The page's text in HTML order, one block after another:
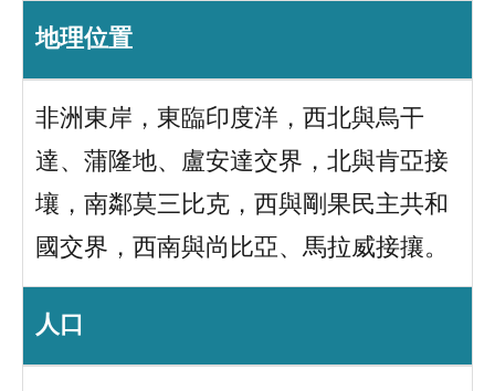
地理位置
非洲東岸，東臨印度洋，西北與烏干
達、蒲隆地、盧安達交界，北與肯亞接
壤，南鄰莫三比克，西與剛果民主共和
國交界，西南與尚比亞、馬拉威接攘。
人口